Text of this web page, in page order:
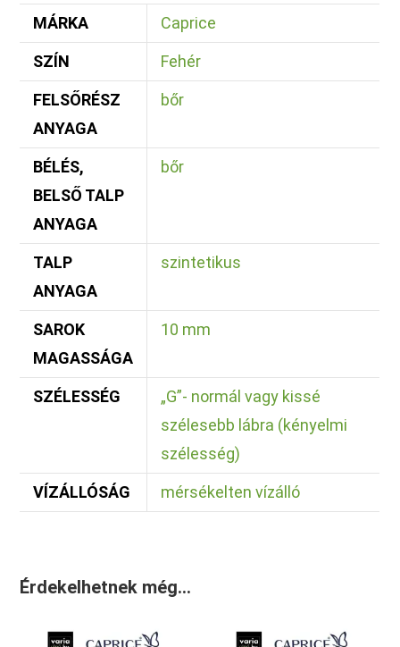
MÁRKA Caprice
SZÍN Fehér
FELSŐRÉSZ
ANYAGA
bőr
BÉLÉS,
BELSŐ TALP
ANYAGA
bőr
TALP
ANYAGA
szintetikus
SAROK
MAGASSÁGA
10 mm
SZÉLESSÉG
„G”- normál vagy kissé
szélesebb lábra (kényelmi
szélesség)
VÍZÁLLÓSÁG mérsékelten vízálló
Érdekelhetnek még…